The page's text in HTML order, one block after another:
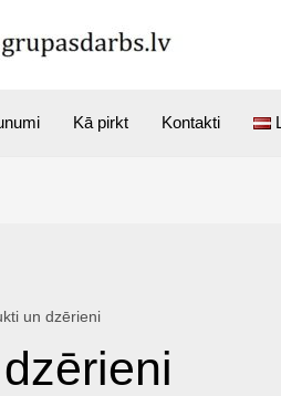
Kā pirkt Kontakti
un dzērieni